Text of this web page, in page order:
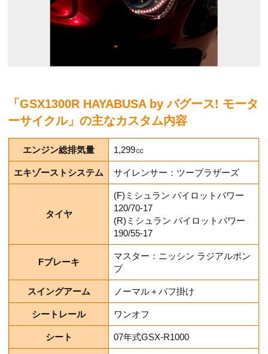
「GSX1300R HAYABUSA by バグース! モータ
ーサイクル」の主なカスタム内容
エンジン総排気量 1,299㏄
エキゾーストシステム サイレンサー：ツーブラザーズ
タイヤ
(F)ミシュラン パイロットパワー
120/70-17
(R)ミシュラン パイロットパワー
190/55-17
Fブレーキ
マスター：ニッシン ラジアルポン
プ
スイングアーム ノーマル＋バフ掛け
シートレール ワンオフ
シート 07年式GSX-R1000